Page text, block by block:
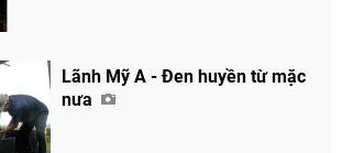
Lãnh Mỹ A - Đen huyền từ mặc
nưa